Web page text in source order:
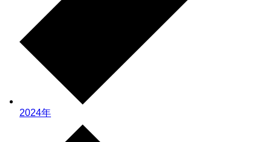
2024年